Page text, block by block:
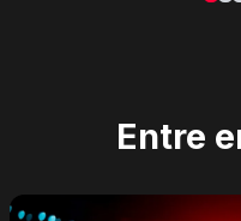
Entre